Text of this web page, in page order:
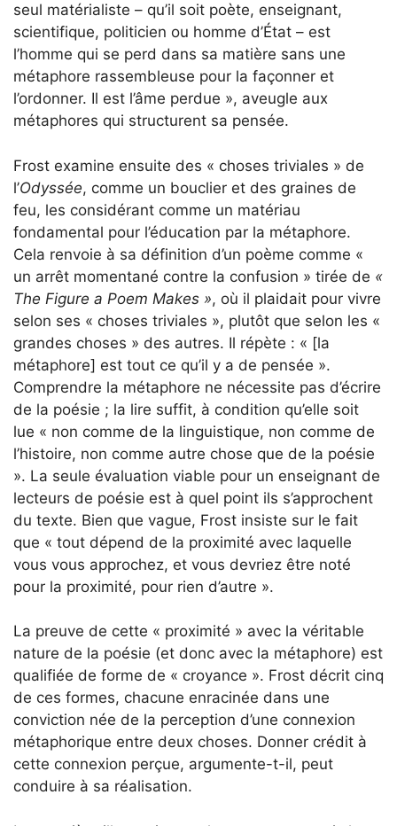
seul matérialiste – qu’il soit poète, enseignant,
scientifique, politicien ou homme d’État – est
l’homme qui se perd dans sa matière sans une
métaphore rassembleuse pour la façonner et
l’ordonner. Il est l’âme perdue », aveugle aux
métaphores qui structurent sa pensée.
Frost examine ensuite des « choses triviales » de
l’Odyssée, comme un bouclier et des graines de
feu, les considérant comme un matériau
fondamental pour l’éducation par la métaphore.
Cela renvoie à sa définition d’un poème comme «
un arrêt momentané contre la confusion » tirée de «
The Figure a Poem Makes », où il plaidait pour vivre
selon ses « choses triviales », plutôt que selon les «
grandes choses » des autres. Il répète : « [la
métaphore] est tout ce qu’il y a de pensée ».
Comprendre la métaphore ne nécessite pas d’écrire
de la poésie ; la lire suffit, à condition qu’elle soit
lue « non comme de la linguistique, non comme de
l’histoire, non comme autre chose que de la poésie
». La seule évaluation viable pour un enseignant de
lecteurs de poésie est à quel point ils s’approchent
du texte. Bien que vague, Frost insiste sur le fait
que « tout dépend de la proximité avec laquelle
vous vous approchez, et vous devriez être noté
pour la proximité, pour rien d’autre ».
La preuve de cette « proximité » avec la véritable
nature de la poésie (et donc avec la métaphore) est
qualifiée de forme de « croyance ». Frost décrit cinq
de ces formes, chacune enracinée dans une
conviction née de la perception d’une connexion
métaphorique entre deux choses. Donner crédit à
cette connexion perçue, argumente-t-il, peut
conduire à sa réalisation.